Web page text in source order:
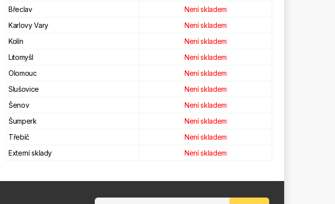
Břeclav
Není skladem
Karlovy Vary
Není skladem
Kolín
Není skladem
Litomyšl
Není skladem
Olomouc
Není skladem
Slušovice
Není skladem
Šenov
Není skladem
Šumperk
Není skladem
Třebíč
Není skladem
Externí sklady
Není skladem